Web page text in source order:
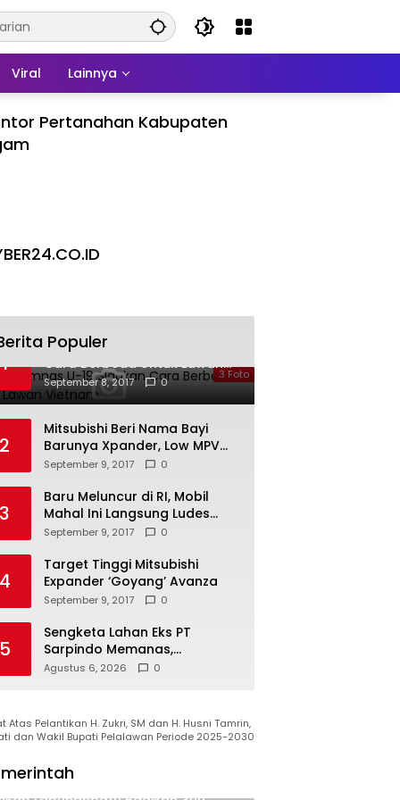
Viral Lainnya
Pertanahan Kabupaten
Populer
3 Foto
1
Galeri Timnas U-19 Siapkan
Cara Berbeda Untuk Lawan
Vietnam
September 8, 2017 0
2
Mitsubishi Beri Nama Bayi
Barunya Xpander, Low MPV
Pesaing Avanza cs
September 9, 2017 0
3
Baru Meluncur di RI, Mobil
Mahal Ini Langsung Ludes
Terjual
September 9, 2017 0
4
Target Tinggi Mitsubishi
Expander ‘Goyang’ Avanza
September 9, 2017 0
5
Sengketa Lahan Eks PT
Sarpindo Memanas,
Dwitunggal Soleh-Herman
Agustus 6, 2026 0
Atas Pelantikan H. Zukri, SM dan H. Husni Tamrin,
dan Wakil Bupati Pelalawan Periode 2025-2030